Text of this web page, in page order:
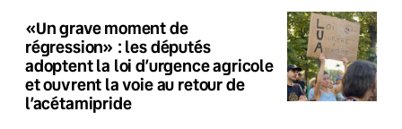
«Un grave moment de
régression» : les députés
adoptent la loi d’urgence agricole
et ouvrent la voie au retour de
l’acétamipride